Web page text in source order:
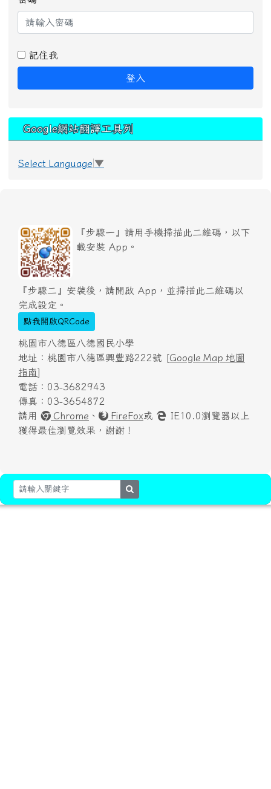
記住我
登入
Google網站翻譯工具列
Select Language ▼
『步驟一』請用手機掃描此二維碼，以下
載安裝 App。
『步驟二』安裝後，請開啟 App，並掃描此二維碼以
完成設定。
點我開啟QRCode
桃園市八德區八德國民小學
地址：桃園市八德區興豐路222號 [Google Map 地圖
指南]
電話：03-3682943
傳真：03-3654872
請用
Chrome 、 FireFox或
IE10.0瀏覽器以上
獲得最佳瀏覽效果，謝謝！